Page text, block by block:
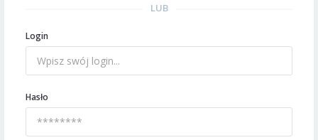
LUB
Login
Hasło